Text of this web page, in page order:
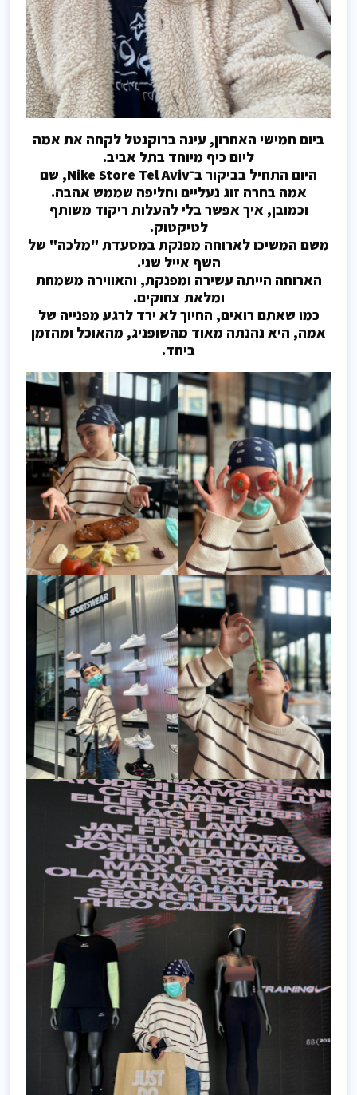
ביום חמישי האחרון, עינה ברוקנטל לקחה את אמה
ליום כיף מיוחד בתל אביב.
היום התחיל בביקור ב־Nike Store Tel Aviv, שם
אמה בחרה זוג נעליים וחליפה שממש אהבה.
וכמובן, איך אפשר בלי להעלות ריקוד משותף
לטיקטוק.
משם המשיכו לארוחה מפנקת במסעדת "מלכה" של
השף אייל שני.
הארוחה הייתה עשירה ומפנקת, והאווירה משמחת
ומלאת צחוקים.
כמו שאתם רואים, החיוך לא ירד לרגע מפנייה של
אמה, היא נהנתה מאוד מהשופניג, מהאוכל ומהזמן
ביחד.